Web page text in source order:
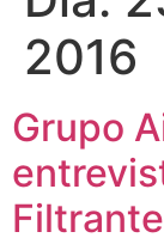
2016
Grupo
Filtrante